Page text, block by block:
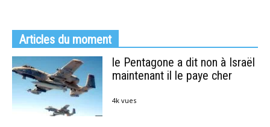
Articles du moment
le Pentagone a dit non à Israël
maintenant il le paye cher
4k vues